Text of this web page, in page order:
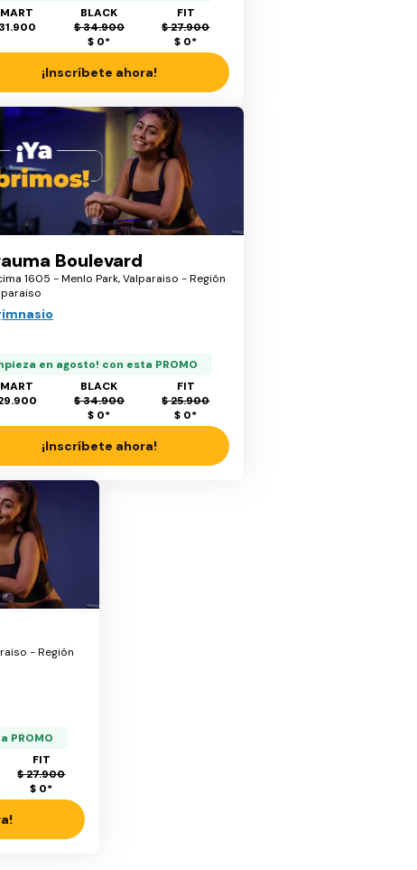
BLACK
$ 34.900
$ 0*
FIT
$ 27.900
$ 0*
¡Inscríbete ahora!
Boulevard
1605 - Menlo Park, Valparaiso - Región
en agosto! con esta PROMO
BLACK
$ 34.900
$ 0*
FIT
$ 25.900
$ 0*
¡Inscríbete ahora!
- Región
PROMO
FIT
$ 27.900
$ 0*